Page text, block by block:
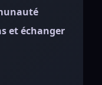
et échanger